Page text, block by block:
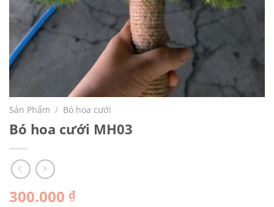
Sản Phẩm / Bó hoa cưới
Bó hoa cưới MH03
300.000 ₫